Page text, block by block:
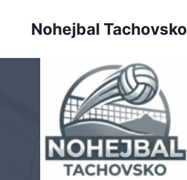
Nohejbal Tachovsko